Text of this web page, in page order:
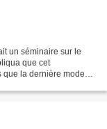
un séminaire sur le
que cet
que la dernière mode